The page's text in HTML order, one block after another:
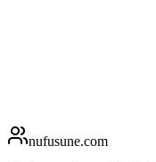
nufusune.com